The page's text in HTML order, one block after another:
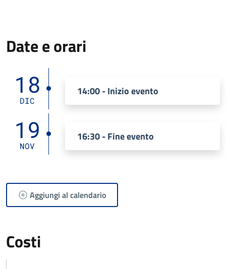
Date e orari
18
DIC
14:00 - Inizio evento
19
NOV
16:30 - Fine evento
Aggiungi al calendario
Costi